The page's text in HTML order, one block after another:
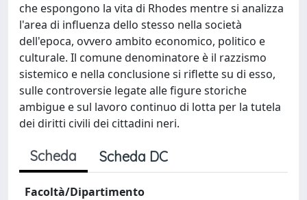
che espongono la vita di Rhodes mentre si analizza
l'area di influenza dello stesso nella società
dell'epoca, ovvero ambito economico, politico e
culturale. Il comune denominatore è il razzismo
sistemico e nella conclusione si riflette su di esso,
sulle controversie legate alle figure storiche
ambigue e sul lavoro continuo di lotta per la tutela
dei diritti civili dei cittadini neri.
Scheda Scheda DC
Facoltà/Dipartimento